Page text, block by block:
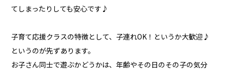
てしまったりしても安心です♪
子育て応援クラスの特徴として、子連れOK！というか大歓迎♪
というのが先ずあります。
お子さん同士で遊ぶかどうかは、年齢やその日のその子の気分